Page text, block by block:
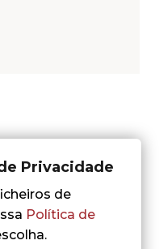
Privacidade
de
Política de